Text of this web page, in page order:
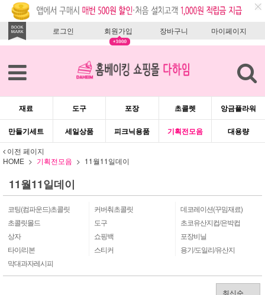
로그인 회원가입 장바구니 마이페이지
재료 도구 포장 초콜렛 앙금플라워
만들기세트 세일상품 피크닉용품 기획전모음 대용량
이전 페이지
HOME
기획전모음 11월11일데이
11월11일데이
코팅(컴파운드)초콜릿 커버춰초콜릿
데코레이션(꾸밈재료)
초콜릿몰드
도구
초코유산지컵/은박컵
상자
쇼핑백
포장비닐
타이/리본
스티커
용기/도일리/유산지
막대과자레시피